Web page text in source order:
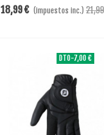
LADY ZURDA
18,99 € (impuestos inc.)
DTO-7,00 €